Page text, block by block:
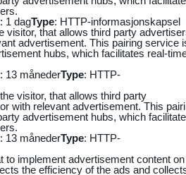
: 1 dagType: HTTP-informasjonskapsel
visitor, that allows third party
advertisement. This pairing service
hubs, which facilitates real-
: 13 månederType: HTTP-
visitor, that allows third party
with relevant advertisement. This
advertisement hubs, which
: 13 månederType: HTTP-
to implement advertisement content on
the efficiency of the ads and